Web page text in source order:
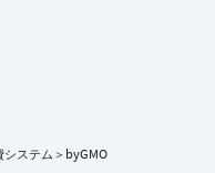
システム＞byGMO